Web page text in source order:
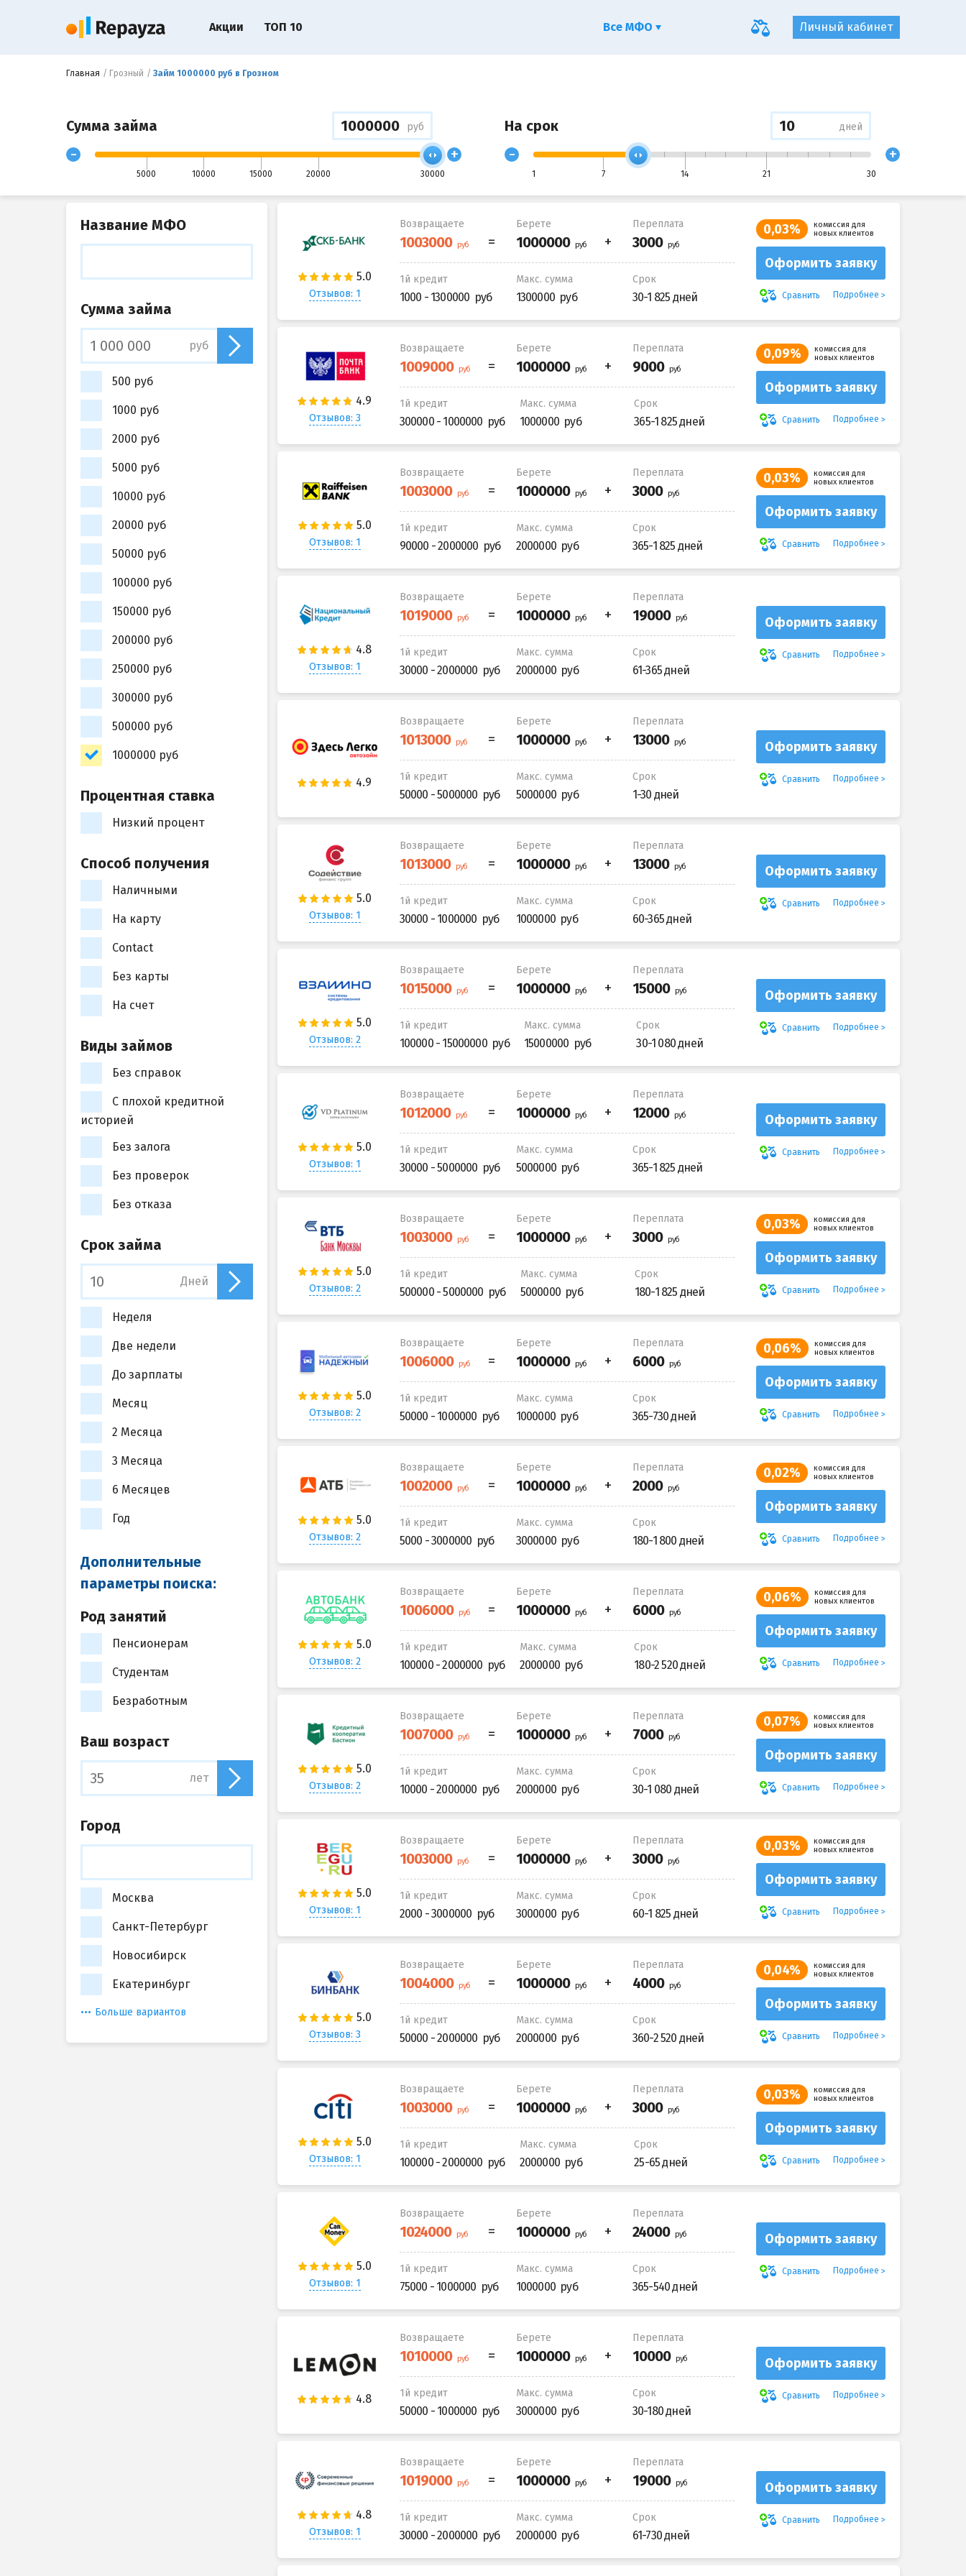
Главная Грозный Займ 1000000 руб в Грозном
Сумма займа руб
-
5000 10000 15000 20000 30000
+
На срок дней
-
1 7 14 21 30
+
Отзывов: 1
Возвращаете Берете Переплата
1й кредит
1000 - 1300000
Макс. сумма
1300000
Срок
30-1 825 дней
0,03%
комиссия для
новых клиентов
Оформить заявку
Сравнить Подробнее
Отзывов: 3
Возвращаете Берете Переплата
1й кредит
300000 - 1000000
Макс. сумма
1000000
Срок
365-1 825 дней
0,09%
комиссия для
новых клиентов
Оформить заявку
Сравнить Подробнее
Отзывов: 1
Возвращаете Берете Переплата
1й кредит
90000 - 2000000
Макс. сумма
2000000
Срок
365-1 825 дней
0,03%
комиссия для
новых клиентов
Оформить заявку
Сравнить Подробнее
Отзывов: 1
Возвращаете Берете Переплата
1й кредит
30000 - 2000000
Макс. сумма
2000000
Срок
61-365 дней
Оформить заявку
Сравнить Подробнее
Возвращаете Берете Переплата
1й кредит
50000 - 5000000
Макс. сумма
5000000
Срок
1-30 дней
Оформить заявку
Сравнить Подробнее
Отзывов: 1
Возвращаете Берете Переплата
1й кредит
30000 - 1000000
Макс. сумма
1000000
Срок
60-365 дней
Оформить заявку
Сравнить Подробнее
Отзывов: 2
Возвращаете Берете Переплата
1й кредит
100000 - 15000000
Макс. сумма
15000000
Срок
30-1 080 дней
Оформить заявку
Сравнить Подробнее
Отзывов: 1
Возвращаете Берете Переплата
1й кредит
30000 - 5000000
Макс. сумма
5000000
Срок
365-1 825 дней
Оформить заявку
Сравнить Подробнее
Отзывов: 2
Возвращаете Берете Переплата
1й кредит
500000 - 5000000
Макс. сумма
5000000
Срок
180-1 825 дней
0,03%
комиссия для
новых клиентов
Оформить заявку
Сравнить Подробнее
Отзывов: 2
Возвращаете Берете Переплата
1й кредит
50000 - 1000000
Макс. сумма
1000000
Срок
365-730 дней
0,06%
комиссия для
новых клиентов
Оформить заявку
Сравнить Подробнее
Отзывов: 2
Возвращаете Берете Переплата
1й кредит
5000 - 3000000
Макс. сумма
3000000
Срок
180-1 800 дней
0,02%
комиссия для
новых клиентов
Оформить заявку
Сравнить Подробнее
Отзывов: 2
Возвращаете Берете Переплата
1й кредит
100000 - 2000000
Макс. сумма
2000000
Срок
180-2 520 дней
0,06%
комиссия для
новых клиентов
Оформить заявку
Сравнить Подробнее
Отзывов: 2
Возвращаете Берете Переплата
1й кредит
10000 - 2000000
Макс. сумма
2000000
Срок
30-1 080 дней
0,07%
комиссия для
новых клиентов
Оформить заявку
Сравнить Подробнее
Отзывов: 1
Возвращаете Берете Переплата
1й кредит
2000 - 3000000
Макс. сумма
3000000
Срок
60-1 825 дней
0,03%
комиссия для
новых клиентов
Оформить заявку
Сравнить Подробнее
Отзывов: 3
Возвращаете Берете Переплата
1й кредит
50000 - 2000000
Макс. сумма
2000000
Срок
360-2 520 дней
0,04%
комиссия для
новых клиентов
Оформить заявку
Сравнить Подробнее
Отзывов: 1
Возвращаете Берете Переплата
1й кредит
100000 - 2000000
Макс. сумма
2000000
Срок
25-65 дней
0,03%
комиссия для
новых клиентов
Оформить заявку
Сравнить Подробнее
Отзывов: 1
Возвращаете Берете Переплата
1й кредит
75000 - 1000000
Макс. сумма
1000000
Срок
365-540 дней
Оформить заявку
Сравнить Подробнее
Возвращаете Берете Переплата
1й кредит
50000 - 1000000
Макс. сумма
3000000
Срок
30-180 дней
Оформить заявку
Сравнить Подробнее
Отзывов: 1
Возвращаете Берете Переплата
1й кредит
30000 - 2000000
Макс. сумма
2000000
Срок
61-730 дней
Оформить заявку
Сравнить Подробнее
Название МФО
Сумма займа
руб
500 руб
1000 руб
2000 руб
5000 руб
10000 руб
20000 руб
50000 руб
100000 руб
150000 руб
200000 руб
250000 руб
300000 руб
500000 руб
1000000 руб
Процентная ставка
Низкий процент
Способ получения
Наличными
На карту
Contact
Без карты
На счет
Виды займов
Без справок
С плохой кредитной
историей
Без залога
Без проверок
Без отказа
Срок займа
Дней
Неделя
Две недели
До зарплаты
Месяц
2 Месяца
3 Месяца
6 Месяцев
Год
Дополнительные
параметры поиска:
Род занятий
Пенсионерам
Студентам
Безработным
Ваш возраст
лет
Город
Москва
Санкт-Петербург
Новосибирск
Екатеринбург
Больше вариантов
Личный кабинет
Акции ТОП 10 Все МФО